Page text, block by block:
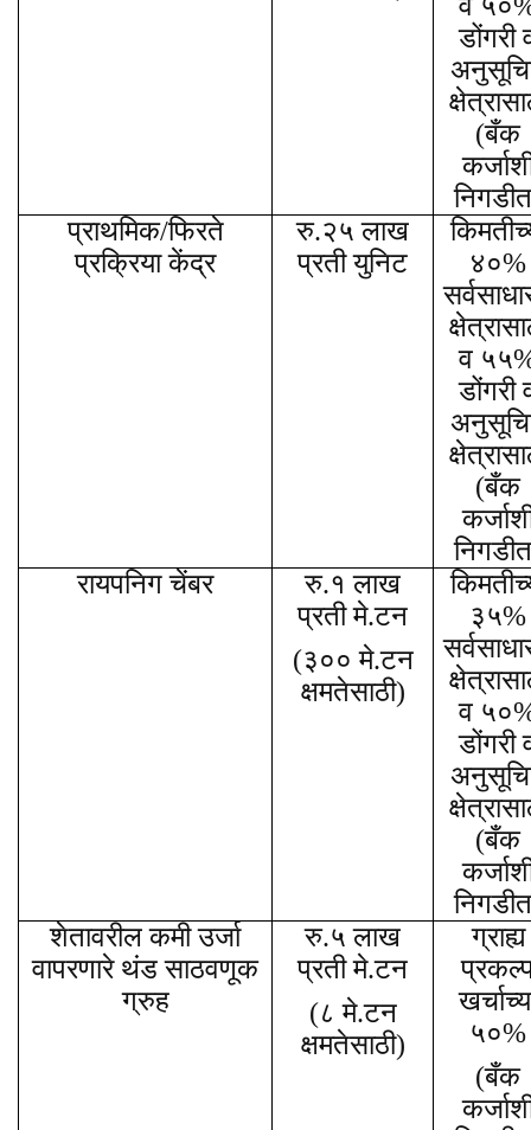
डोंगरी
(बँक
प्राथमिक/फिरते
प्रक्रिया केंद्र
रु.२५ लाख
प्रती युनिट
४०%
व
डोंगरी
(बँक
रायपनिग चेंबर
रु.१ लाख
प्रती मे.टन
(३०० मे.टन
क्षमतेसाठी)
३५%
व
डोंगरी
(बँक
शेतावरील कमी उर्जा
वापरणारे थंड साठवणूक
ग्रुह
रु.५ लाख
प्रती मे.टन
(८ मे.टन
क्षमतेसाठी)
ग्राह्य
५०%
(बँक